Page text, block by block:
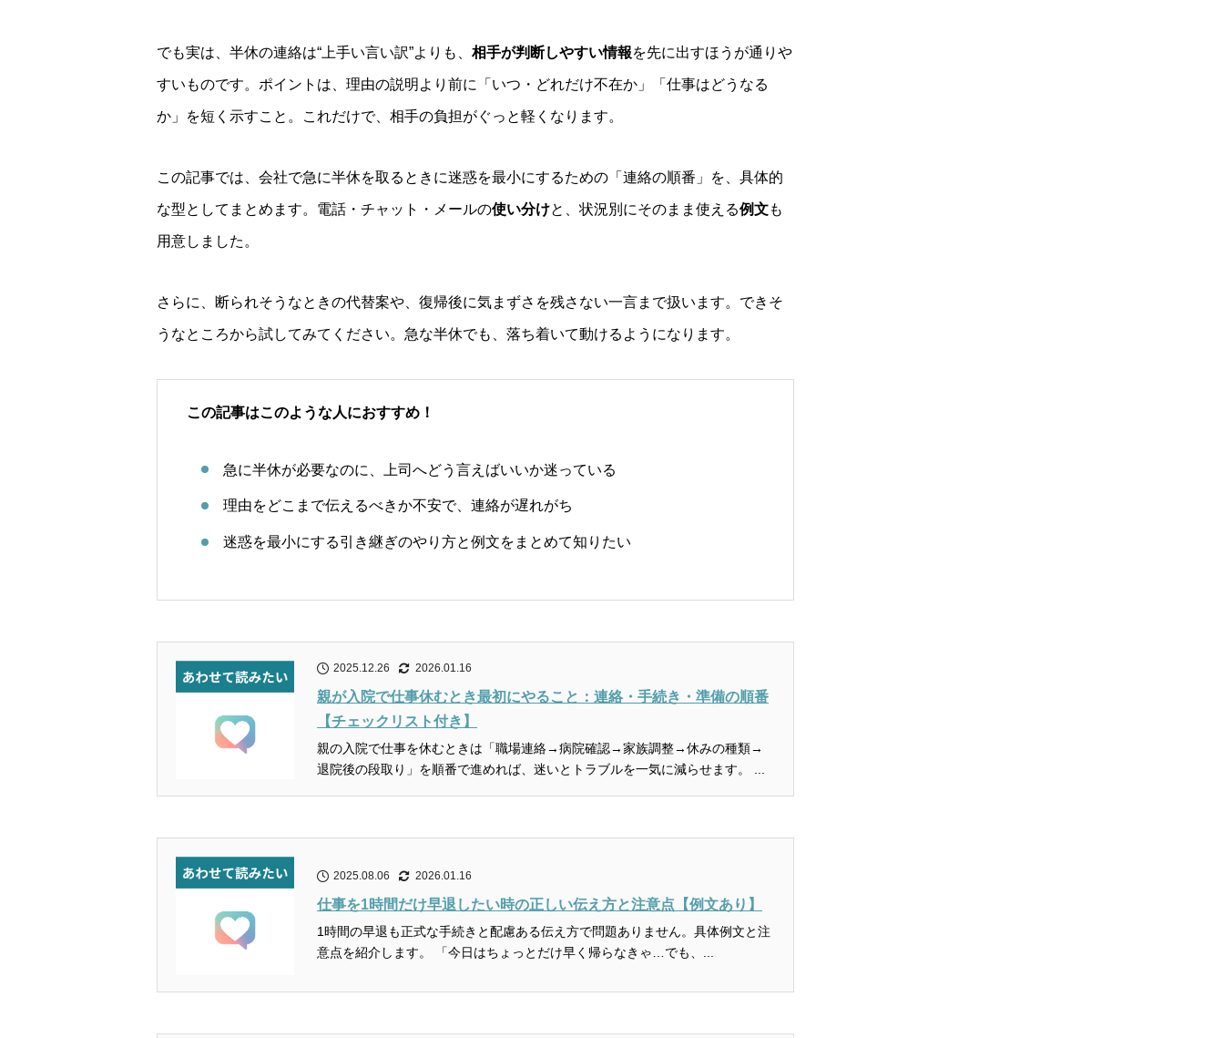
でも実は、半休の連絡は“上手い言い訳”よりも、 相手が判断しやすい情報を先に出すほうが通りや
すいものです。ポイントは、理由の説明より前に「いつ・どれだけ不在か」「仕事はどうなる
か」を短く示すこと。これだけで、相手の負担がぐっと軽くなります。
この記事では、会社で急に半休を取るときに迷惑を最小にするための「連絡の順番」を、具体的
な型としてまとめます。電話・チャット・メールの使い分けと、状況別にそのまま使える例文も
用意しました。
さらに、断られそうなときの代替案や、復帰後に気まずさを残さない一言まで扱います。できそ
うなところから試してみてください。急な半休でも、落ち着いて動けるようになります。
この記事はこのような人におすすめ！
急に半休が必要なのに、上司へどう言えばいいか迷っている
理由をどこまで伝えるべきか不安で、連絡が遅れがち
迷惑を最小にする引き継ぎのやり方と例文をまとめて知りたい
2025.12.26 2026.01.16
親が入院で仕事休むとき最初にやること：連絡・手続き・準備の順番
【チェックリスト付き】
親の入院で仕事を休むときは「職場連絡→病院確認→家族調整→休みの種類→
退院後の段取り」を順番で進めれば、迷いとトラブルを一気に減らせます。 ...
2025.08.06 2026.01.16
仕事を1時間だけ早退したい時の正しい伝え方と注意点【例文あり】
1時間の早退も正式な手続きと配慮ある伝え方で問題ありません。具体例文と注
意点を紹介します。 「今日はちょっとだけ早く帰らなきゃ…でも、...